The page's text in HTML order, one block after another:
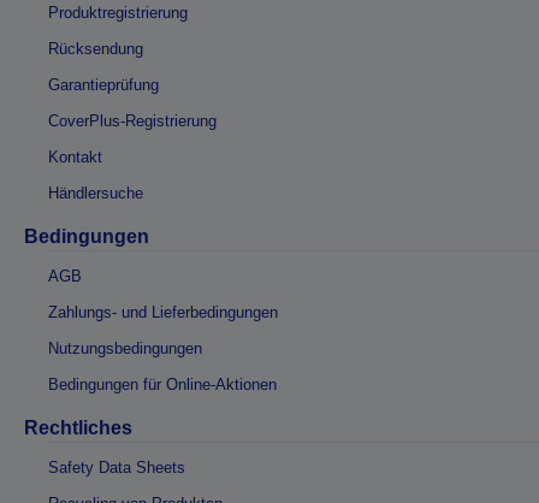
Produktregistrierung
Rücksendung
Garantieprüfung
CoverPlus-Registrierung
Kontakt
Händlersuche
Bedingungen
AGB
Zahlungs- und Lieferbedingungen
Nutzungsbedingungen
Bedingungen für Online-Aktionen
Rechtliches
Safety Data Sheets